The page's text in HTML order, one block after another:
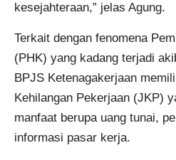
kesejahteraan,” jelas Agung.
Terkait dengan fenomena
(PHK) yang kadang terjadi
BPJS Ketenagakerjaan
Kehilangan Pekerjaan (JKP)
manfaat berupa uang tunai,
informasi pasar kerja.